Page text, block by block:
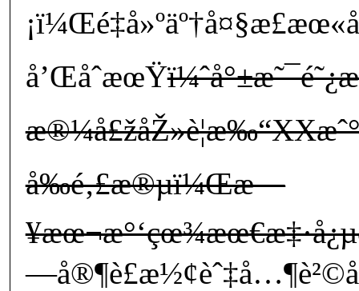
å’ŒåˆæœŸ
å‰é‚£æ®µï¼Œæ—